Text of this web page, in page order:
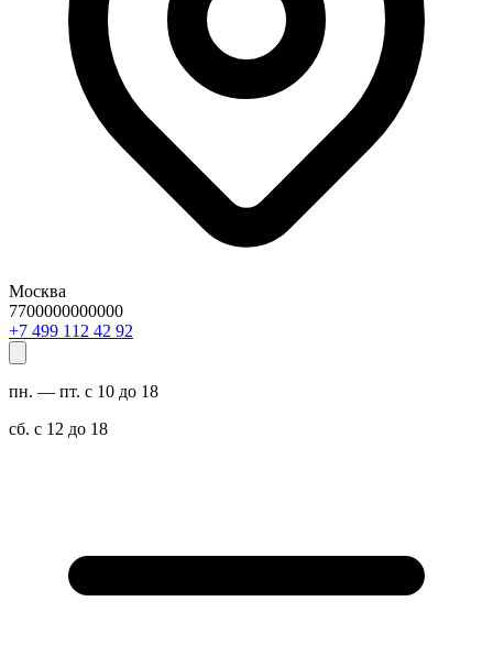
Москва
7700000000000
29 24 211 994 7+
пн. — пт. с 10 до 18
сб. с 12 до 18